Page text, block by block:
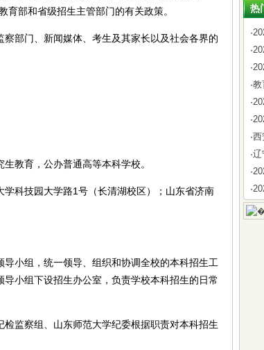
育部和省级招生主管部门的有关政策。
部门、新闻媒体、考生及其家长以及社会各界的
教育，公办普通高等本科学校。
科技园大学路1号（长清湖校区）；山东省济南
小组，统一领导、组织和协调全校的本科招生工
小组下设招生办公室，负责学校本科招生的日常
监察组、山东师范大学纪委根据职责对本科招生
热
·
·
·
·教
·
·
·西
·辽
·
·